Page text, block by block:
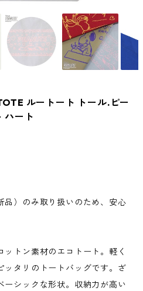
ルートート トール.ピー
ハート
品）のみ取り扱いのため、安心
トン素材のエコトート。軽く
ッタリのトートバッグです。ざ
ーシックな形状。収納力が高い